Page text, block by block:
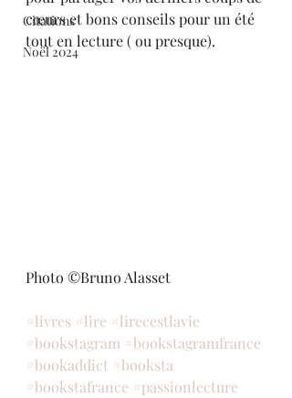
Citations
Noël 2024
cœurs et bons conseils pour un été
tout en lecture ( ou presque).
Photo ©Bruno Alasset
#livres #lire #lirecestlavie
#bookstagram #bookstagramfrance
#bookaddict #booksta
#bookstafrance #passionlecture